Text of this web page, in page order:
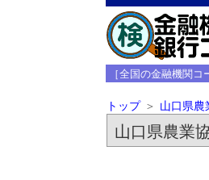
［全国の金融機関
トップ 山口県農
山口県農業